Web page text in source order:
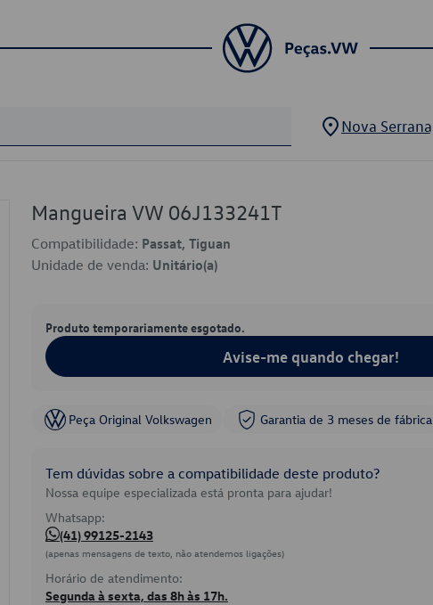
Nova Serrana
Mangueira VW 06J133241T
Compatibilidade: Passat, Tiguan
Unidade de venda: Unitário(a)
Produto temporariamente esgotado.
Avise-me quando chegar!
Peça Original Volkswagen Garantia de 3 meses de fábrica
Tem dúvidas sobre a compatibilidade deste produto?
Nossa equipe especializada está pronta para ajudar!
Whatsapp:
(41) 99125-2143
(apenas mensagens de texto, não atendemos ligações)
Horário de atendimento:
Segunda à sexta, das 8h às 17h.